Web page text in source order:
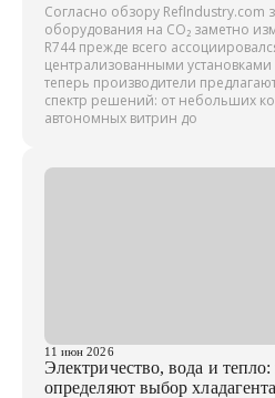
Согласно обзору RefIndustry.com
оборудования на CO₂ заметно
R744 прежде всего
централизованными установками
теперь производители
спектр решений: от небольших
автономных витрин до
11 июн 2026
Электричество, вода и
определяют выбор